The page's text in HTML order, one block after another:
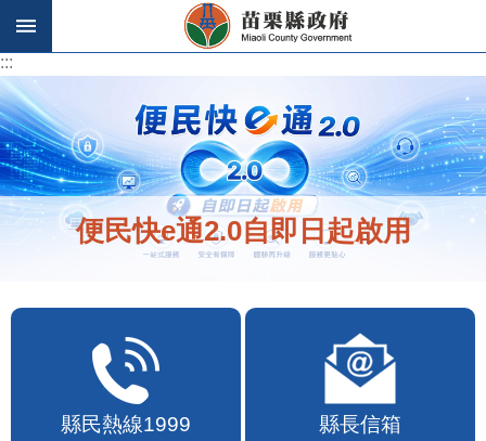
跳到主要內容區塊
:::
:::
便民快e通2.0自即日起啟用
縣民熱線1999 縣長信箱